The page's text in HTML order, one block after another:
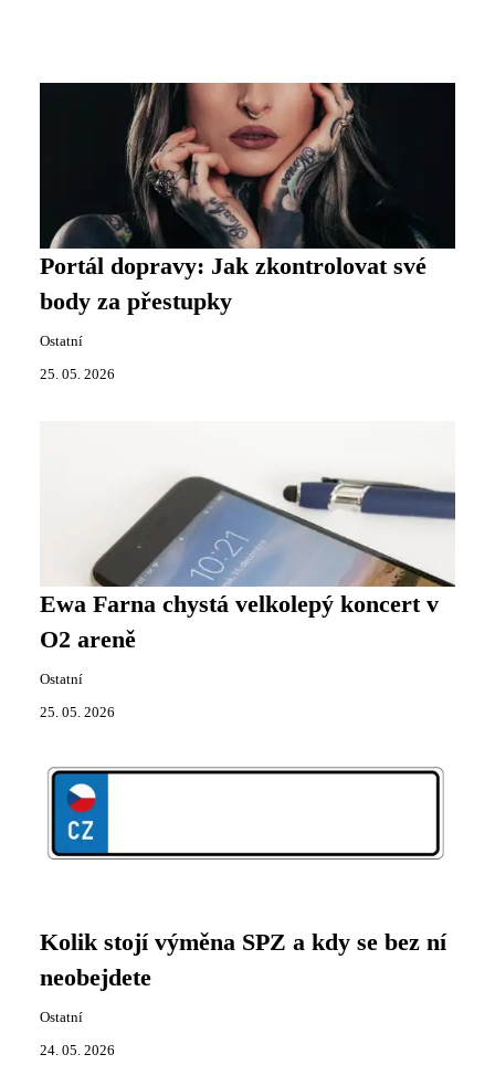
Portál dopravy: Jak zkontrolovat své
body za přestupky
Ostatní
25. 05. 2026
Ewa Farna chystá velkolepý koncert v
O2 areně
Ostatní
25. 05. 2026
Kolik stojí výměna SPZ a kdy se bez ní
neobejdete
Ostatní
24. 05. 2026